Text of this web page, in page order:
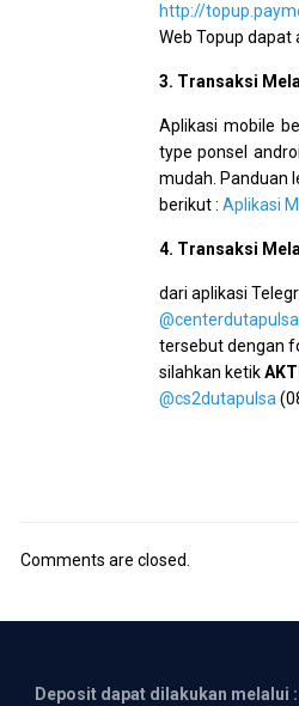
http://
Web Topup
3. Transaksi
Aplikasi mobile
type ponsel
mudah. Panduan
berikut : Aplikasi
4. Transaksi
dari aplikasi
tersebut dengan
silahkan ketik
@cs2dutapulsa
Comments are closed.
Deposit dapat dilakukan melalui :